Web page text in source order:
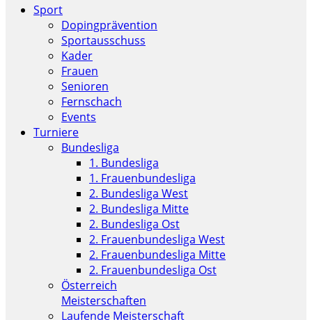
Sport
Dopingprävention
Sportausschuss
Kader
Frauen
Senioren
Fernschach
Events
Turniere
Bundesliga
1. Bundesliga
1. Frauenbundesliga
2. Bundesliga West
2. Bundesliga Mitte
2. Bundesliga Ost
2. Frauenbundesliga West
2. Frauenbundesliga Mitte
2. Frauenbundesliga Ost
Österreich
Meisterschaften
Laufende Meisterschaft